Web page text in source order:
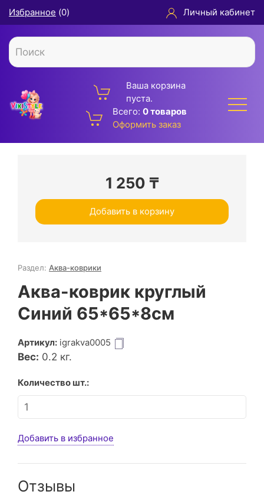
Избранное (0) Личный кабинет
Ваша корзина
пуста.
Всего: 0 товаров
Оформить заказ
1 250 ₸
Добавить в корзину
Раздел: Аква-коврики
Аква-коврик круглый
Синий 65*65*8см
Артикул: igrakva0005
Вес: 0.2 кг.
Количество шт.:
Добавить в избранное
Отзывы